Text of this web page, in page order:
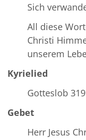
Sich
All diese
Christi
unserem
Kyrielied
Gotteslob
Gebet
Herr Jesus